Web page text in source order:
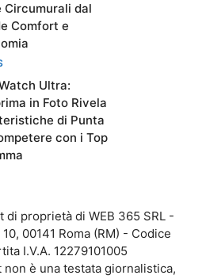
Circumurali dal
Comfort e
Ultra:
in Foto Rivela
di Punta
con i Top
di proprietà di WEB 365 SRL -
00141 Roma (RM) - Codice
I.V.A. 12279101005
è una testata giornalistica,